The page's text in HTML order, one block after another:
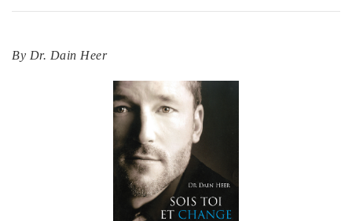
MEMBERSHIPS
By Dr. Dain Heer